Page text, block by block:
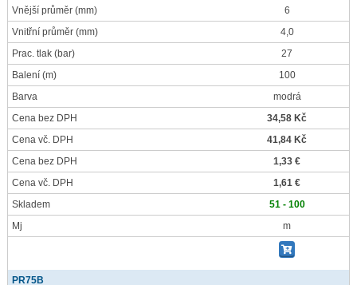
Vnější průměr (mm)
6
Vnitřní průměr (mm)
4,0
Prac. tlak (bar)
27
Balení (m)
100
Barva
modrá
Cena bez DPH
34,58 Kč
Cena vč. DPH
41,84 Kč
Cena bez DPH
1,33 €
Cena vč. DPH
1,61 €
Skladem
51 - 100
Mj
m
PR75B